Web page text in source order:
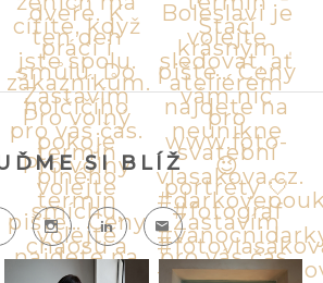
SI BLÍŽ